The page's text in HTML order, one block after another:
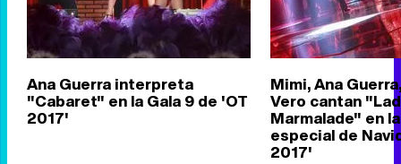
Ana Guerra interpreta
"Cabaret" en la Gala 9 de 'OT
2017'
Mimi, Ana
Vero cantan
Marmalade" en
especial de
2017'